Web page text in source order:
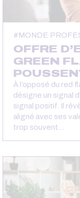
MONDE
OFFRE
GREEN
À l’opposé du red
désigne un signal
signal positif. Il
aligné avec ses
trop souvent…